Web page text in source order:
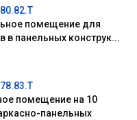
помещение для
в панельных конструк...
помещение на 10
панельных